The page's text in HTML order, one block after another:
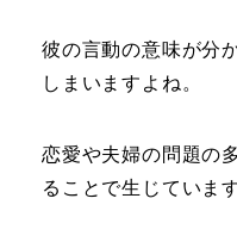
彼の言動の意味が分
しまいますよね。
恋愛や夫婦の問題の
ることで生じています